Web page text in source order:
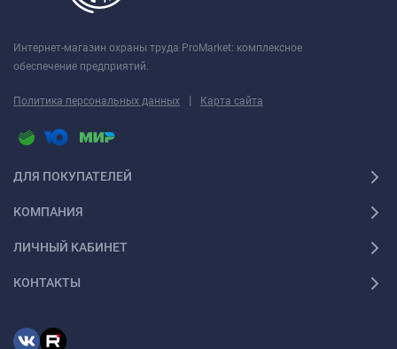
Интернет-магазин охраны труда ProMarket: комплексное
обеспечение предприятий.
Политика персональных данных | Карта сайта
ДЛЯ ПОКУПАТЕЛЕЙ
КОМПАНИЯ
ЛИЧНЫЙ КАБИНЕТ
КОНТАКТЫ